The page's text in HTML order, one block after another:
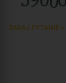
ZADAJ PYTANIE >